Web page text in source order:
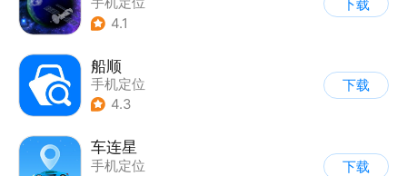
4.1
下载
船顺
手机定位
4.3
下载
车连星
手机定位
下载